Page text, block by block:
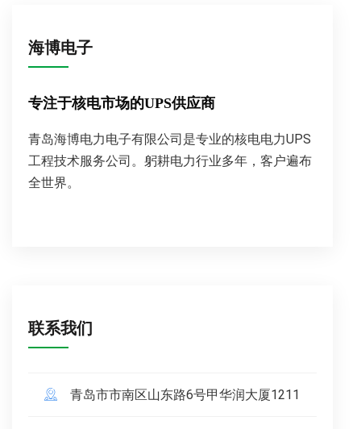
海博电子
专注于核电市场的UPS供应商
青岛海博电力电子有限公司是专业的核电电力UPS
工程技术服务公司。躬耕电力行业多年，客户遍布
全世界。
联系我们
青岛市市南区山东路6号甲华润大厦1211